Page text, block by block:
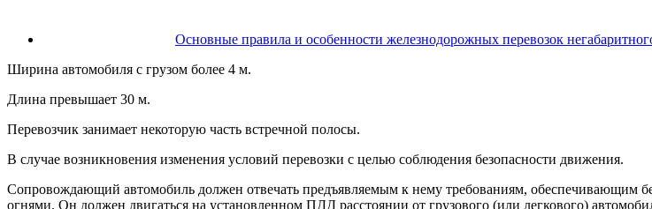
Основные правила и особенности железнодорожных перевозок
Ширина автомобиля с грузом более 4 м.
Длина превышает 30 м.
Перевозчик занимает некоторую часть встречной полосы.
В случае возникновения изменения условий перевозки с целью соблюдения безопасности движения.
Сопровождающий автомобиль должен отвечать предъявляемым к нему требованиям, обеспечивающим
огнями. Он должен двигаться на установленном ПДД расстоянии от грузового (или легкового)